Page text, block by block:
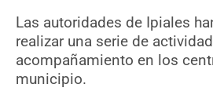
Las autoridades de Ipiales
realizar una serie de
acompañamiento en los
municipio.